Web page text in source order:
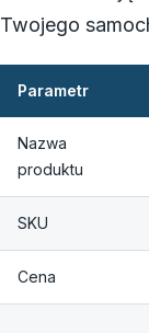
Twojego
Parametr
Nazwa
produktu
SKU
Cena